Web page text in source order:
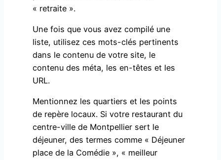
« retraite ».
Une fois que vous avez compilé une
liste, utilisez ces mots-clés pertinents
dans le contenu de votre site, le
contenu des méta, les en-têtes et les
URL.
Mentionnez les quartiers et les points
de repère locaux. Si votre restaurant du
centre-ville de Montpellier sert le
déjeuner, des termes comme « Déjeuner
place de la Comédie », « meilleur